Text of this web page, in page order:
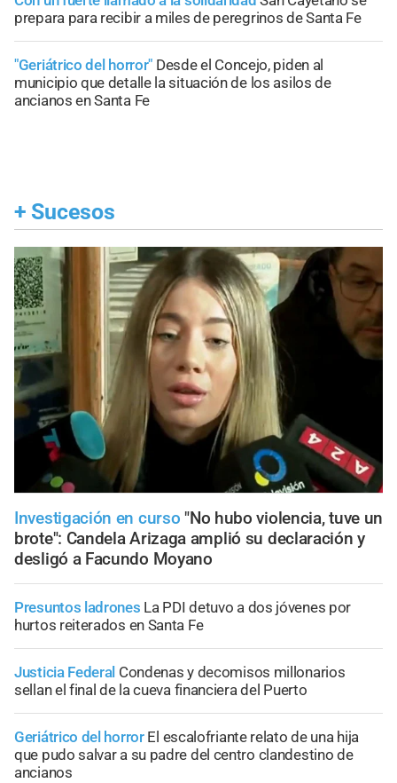
prepara para recibir a miles de peregrinos de Santa Fe
"Geriátrico del horror" Desde el Concejo, piden al
municipio que detalle la situación de los asilos de
ancianos en Santa Fe
+ Sucesos
Investigación en curso "No hubo violencia, tuve un
brote": Candela Arizaga amplió su declaración y
desligó a Facundo Moyano
Presuntos ladrones La PDI detuvo a dos jóvenes por
hurtos reiterados en Santa Fe
Justicia Federal Condenas y decomisos millonarios
sellan el final de la cueva financiera del Puerto
Geriátrico del horror El escalofriante relato de una hija
que pudo salvar a su padre del centro clandestino de
ancianos